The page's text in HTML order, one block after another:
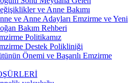
ve Anne Bakımı
ve Anne Adayları Emzirme ve Yeni
Bakım Rehberi
Politikamız
Destek Polikliniği
Önemi ve Başarılı Emzirme